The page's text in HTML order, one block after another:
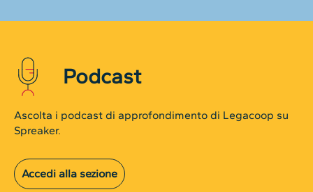
Podcast
Ascolta i podcast di approfondimento di Legacoop su
Spreaker.
Accedi alla sezione